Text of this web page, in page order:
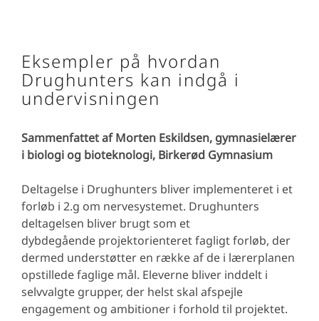
Eksempler på hvordan
Drughunters kan indgå i
undervisningen
Sammenfattet af Morten Eskildsen, gymnasielærer
i biologi og bioteknologi, Birkerød Gymnasium
Deltagelse i Drughunters bliver implementeret i et
forløb i 2.g om nervesystemet. Drughunters
deltagelsen bliver brugt som et
dybdegående projektorienteret fagligt forløb, der
dermed understøtter en række af de i lærerplanen
opstillede faglige mål. Eleverne bliver inddelt i
selvvalgte grupper, der helst skal afspejle
engagement og ambitioner i forhold til projektet.